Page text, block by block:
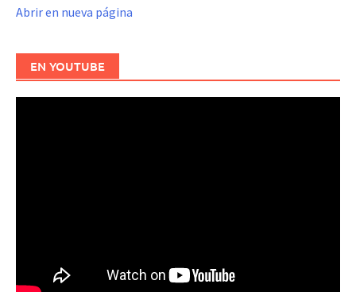
Abrir en nueva página
EN YOUTUBE